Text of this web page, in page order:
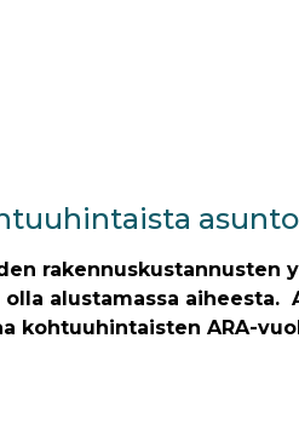
alustamassa
kohtuuhintaisten ARA-